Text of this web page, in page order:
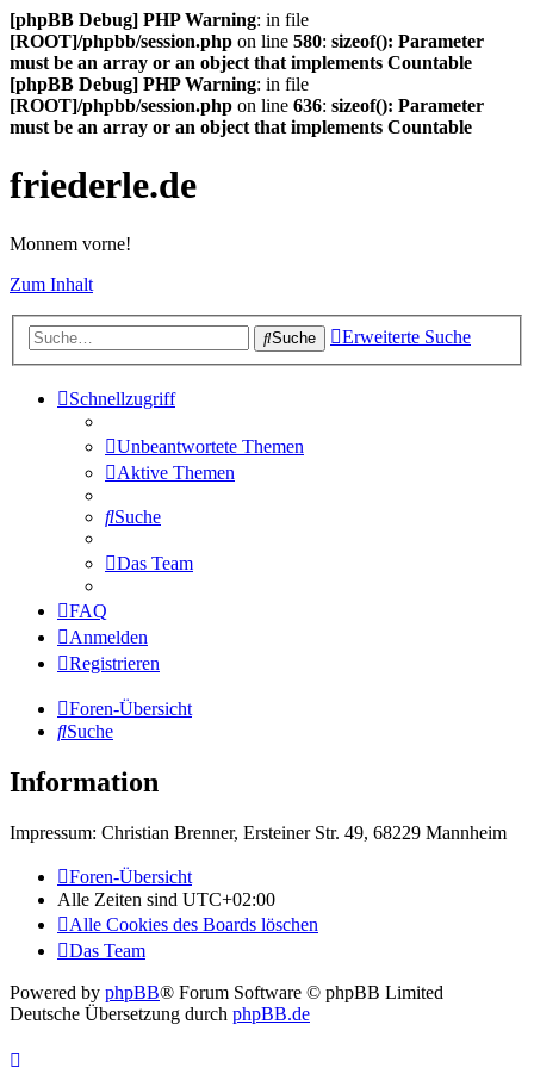
[phpBB Debug] PHP Warning: in file
[ROOT]/phpbb/session.php on line 580: sizeof(): Parameter
must be an array or an object that implements Countable
[phpBB Debug] PHP Warning: in file
[ROOT]/phpbb/session.php on line 636: sizeof(): Parameter
must be an array or an object that implements Countable
friederle.de
Monnem vorne!
Zum Inhalt
Suche Erweiterte Suche
Schnellzugriff
Unbeantwortete Themen
Aktive Themen
Suche
Das Team
FAQ
Anmelden
Registrieren
Foren-Übersicht
Suche
Information
Impressum: Christian Brenner, Ersteiner Str. 49, 68229 Mannheim
Foren-Übersicht
Alle Zeiten sind UTC+02:00
Alle Cookies des Boards löschen
Das Team
Powered by phpBB® Forum Software © phpBB Limited
Deutsche Übersetzung durch phpBB.de